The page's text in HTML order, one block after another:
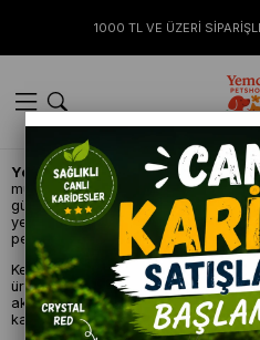
1000 TL VE ÜZERİ
Yemcipetshop, 2018 yılında
mutlu ve kaliteli bir yaşam sürmesi
günden bu yana kedi, köpek ve
yelpazesiyle hizmet veren
petshop anlayışını benimsemiştir.
Kedi ve köpek mamaları, ödül
ürünlerinin yanı sıra; akvaryum
aksesuarlarıyla evcil dostların tüm
karşılamayı amaçlamaktadır.